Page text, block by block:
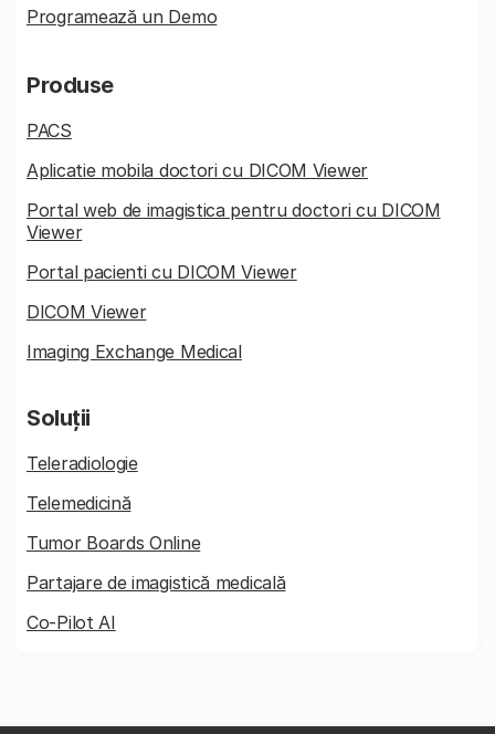
Programează un Demo
Produse
PACS
Aplicatie mobila doctori cu DICOM Viewer
Portal web de imagistica pentru doctori cu DICOM
Viewer
Portal pacienti cu DICOM Viewer
DICOM Viewer
Imaging Exchange Medical
Soluții
Teleradiologie
Telemedicină
Tumor Boards Online
Partajare de imagistică medicală
Co-Pilot AI